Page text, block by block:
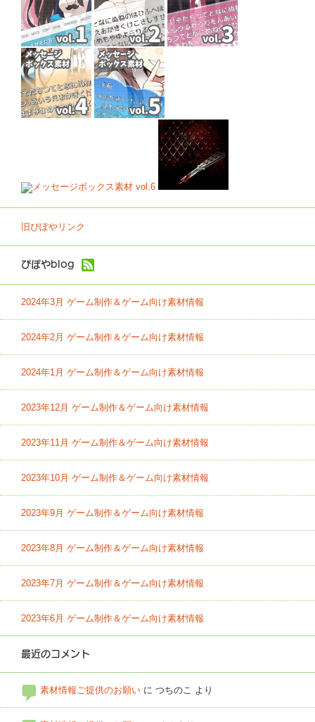
旧ぴぽやリンク
ぴぽやblog
2024年3月 ゲーム制作＆ゲーム向け素材情報
2024年2月 ゲーム制作＆ゲーム向け素材情報
2024年1月 ゲーム制作＆ゲーム向け素材情報
2023年12月 ゲーム制作＆ゲーム向け素材情報
2023年11月 ゲーム制作＆ゲーム向け素材情報
2023年10月 ゲーム制作＆ゲーム向け素材情報
2023年9月 ゲーム制作＆ゲーム向け素材情報
2023年8月 ゲーム制作＆ゲーム向け素材情報
2023年7月 ゲーム制作＆ゲーム向け素材情報
2023年6月 ゲーム制作＆ゲーム向け素材情報
最近のコメント
素材情報ご提供のお願い に つちのこ より